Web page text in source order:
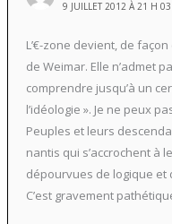
9 JUILLET 2012 À 21 H
L’€-zone devient, de
de Weimar. Elle n’admet
comprendre jusqu’à un
l’idéologie ». Je ne peux
Peuples et leurs
nantis qui s’accrochent à
dépourvues de logique et
C’est gravement